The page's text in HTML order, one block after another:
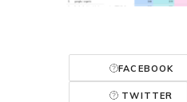
FACEBOOK
TWITTER